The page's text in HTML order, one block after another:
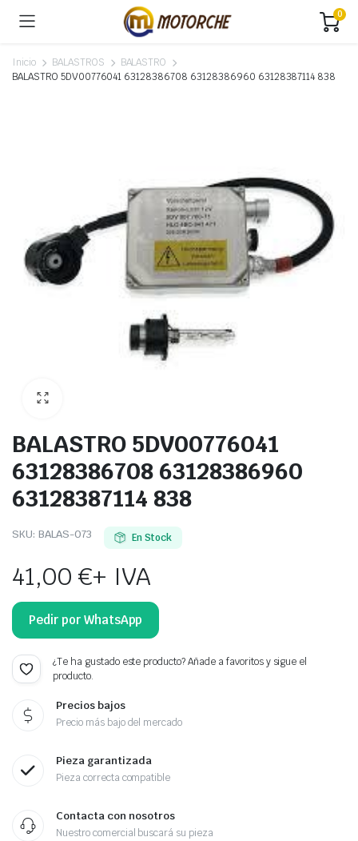
0
Inicio BALASTROS
BALASTRO
BALASTRO 5DV00776041 63128386708 63128386960 63128387114 838
BALASTRO 5DV00776041
63128386708 63128386960
63128387114 838
SKU: BALAS-073 En Stock
41,00€+ IVA
Pedir por WhatsApp
¿Te ha gustado este producto? Añade a favoritos y sigue el
producto.
Precios bajos
Precio más bajo del mercado
Pieza garantizada
Pieza correcta compatible
Contacta con nosotros
Nuestro comercial buscará su pieza